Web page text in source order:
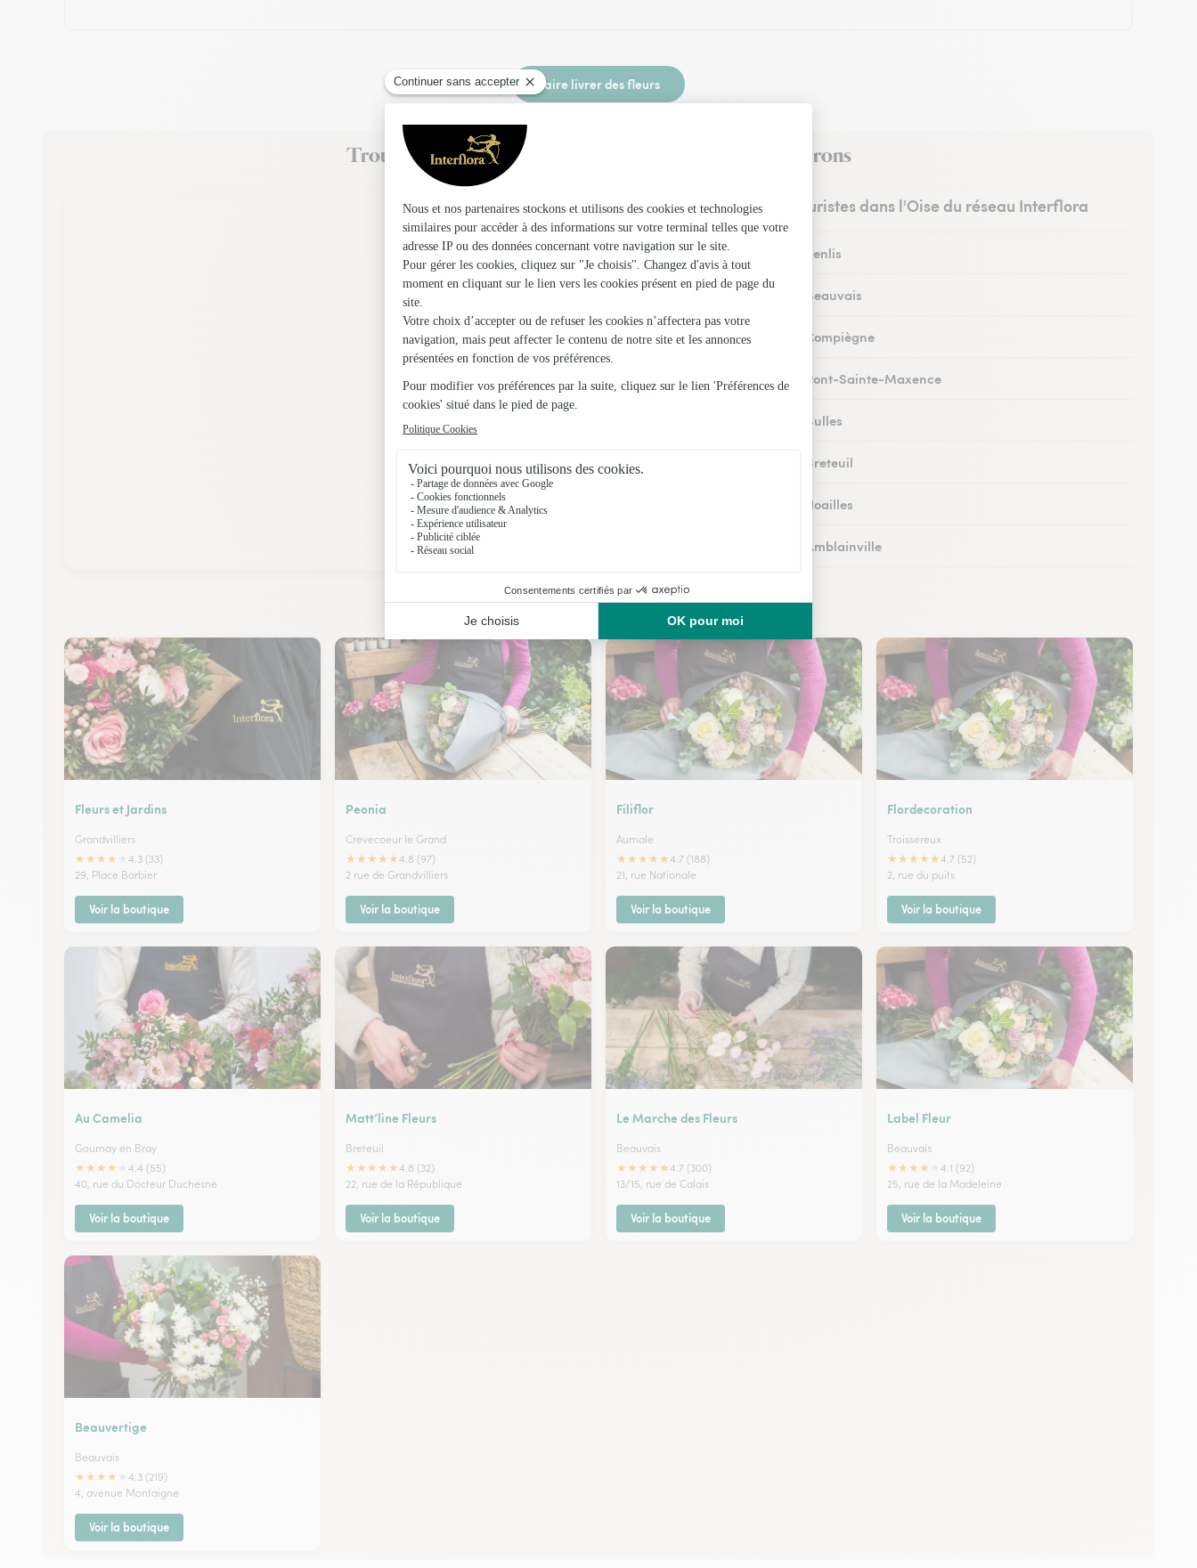
Faire livrer des fleurs
Trouvez un fleuriste Interflora à Halloy et dans ses environs
Les fleuristes dans l'Oise du réseau Interflora
Fleuristes à Senlis
Fleuristes à Beauvais
Fleuristes à Compiègne
Fleuristes à Pont-Sainte-Maxence
Fleuristes à Bulles
Fleuristes à Breteuil
Fleuristes à Noailles
Fleuristes à Amblainville
Fleuristes à Lierville
Nos fleuristes à Halloy
Fleurs et Jardins
Grandvilliers
★★★★
4.3 (33)
29, Place Barbier
Voir la boutique
Peonia
Crevecoeur le Grand
★★★★★4.8 (97)
2 rue de Grandvilliers
Voir la boutique
Filiflor
Aumale
★★★★★4.7 (188)
21, rue Nationale
Voir la boutique
Flordecoration
Troissereux
★★★★★4.7 (52)
2, rue du puits
Voir la boutique
Au Camelia
Gournay en Bray
★★★★
4.4 (55)
40, rue du Docteur Duchesne
Voir la boutique
Matt’line Fleurs
Breteuil
★★★★★4.8 (32)
22, rue de la République
Voir la boutique
Le Marche des Fleurs
Beauvais
★★★★★4.7 (300)
13/15, rue de Calais
Voir la boutique
Label Fleur
Beauvais
★★★★
4.1 (92)
25, rue de la Madeleine
Voir la boutique
Beauvertige
Beauvais
★★★★
4.3 (219)
4, avenue Montaigne
Voir la boutique